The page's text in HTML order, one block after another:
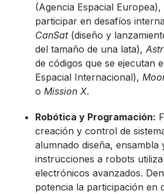
(Agencia Espacial
participar en desafíos
CanSat(diseño y
del tamaño de una lata),
de códigos que se ejecutan
Espacial Internacional),
o Mission X.
Robótica y Programación:
creación y control de
alumnado diseña, ensambla
instrucciones a robots
electrónicos avanzados.
potencia la participación en